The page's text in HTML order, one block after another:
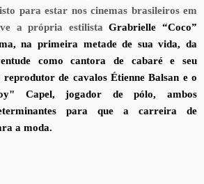
para estar nos cinemas brasileiros em
aprópria estilistaGrabrielle “Coco”
na primeira metade de sua vida, da
como cantora de cabaré e seu
de cavalos Étienne Balsan e o
Capel, jogador de pólo, ambos
para que a carreira de
a moda.